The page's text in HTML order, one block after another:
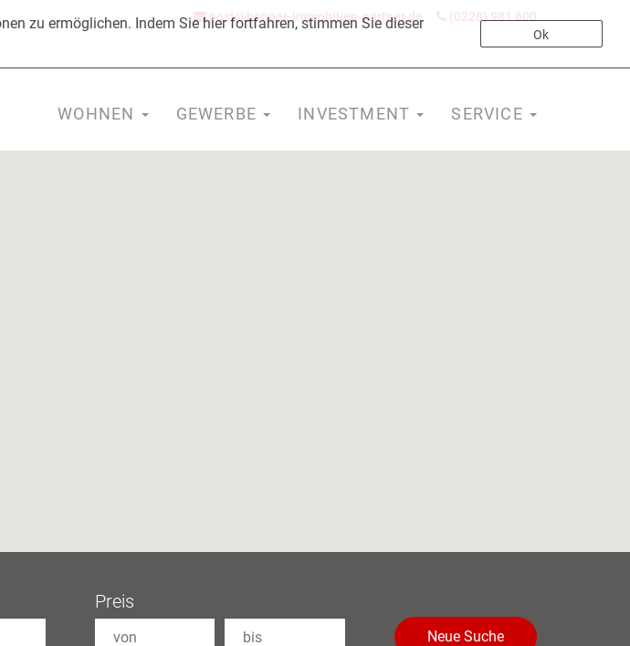
(0228) 981 600
post@bonner-immobilien-partner.de
WOHNEN GEWERBE INVESTMENT SERVICE
Preis
Neue Suche
zu ermöglichen. Indem Sie hier fortfahren, stimmen Sie dieser
Ok